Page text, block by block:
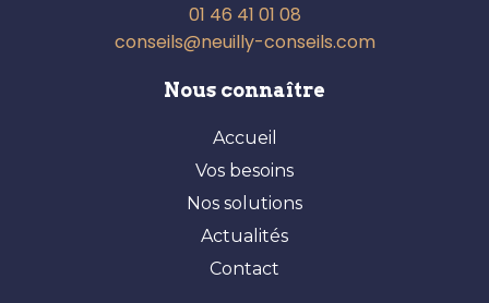
01 46 41 01 08
conseils@neuilly-conseils.com
Nous connaître
Accueil
Vos besoins
Nos solutions
Actualités
Contact